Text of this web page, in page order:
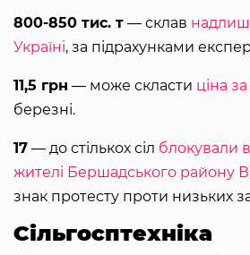
800-850 тис. т ― склав
Україні, за підрахунками
11,5 грн ― може скласти ціна
березні.
17 ― до стількох сіл блокували
жителі Бершадського району
знак протесту проти низьких
Сільгосптехніка